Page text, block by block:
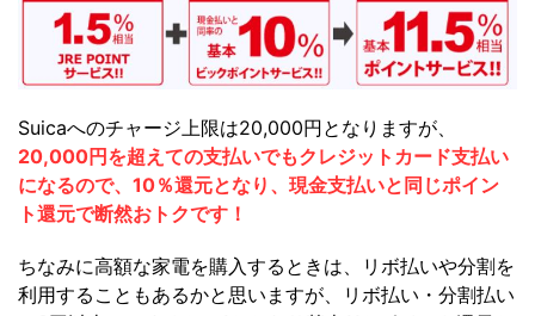
Suicaへのチャージ上限は20,000円となりますが、
20,000円を超えての支払いでもクレジットカード支払い
になるので、10％還元となり、現金支払いと同じポイン
ト還元で断然おトクです！
ちなみに高額な家電を購入するときは、リボ払いや分割を
利用することもあるかと思いますが、リボ払い・分割払い